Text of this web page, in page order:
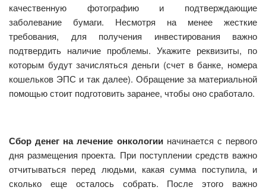
качественную фотографию и подтверждающие
заболевание бумаги. Несмотря на менее жесткие
требования, для получения инвестирования важно
подтвердить наличие проблемы. Укажите реквизиты, по
которым будут зачисляться деньги (счет в банке, номера
кошельков ЭПС и так далее). Обращение за материальной
помощью стоит подготовить заранее, чтобы оно сработало.
Сбор денег на лечение онкологииначинается с первого
дня размещения проекта. При поступлении средств важно
отчитываться перед людьми, какая сумма поступила, и
сколько еще осталось собрать. После этого важно